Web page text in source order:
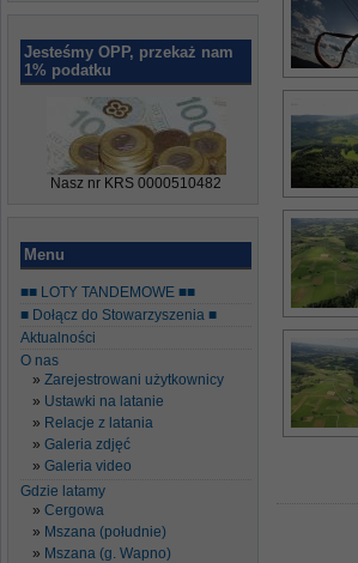
Jesteśmy OPP, przekaż nam
1% podatku
Nasz nr KRS 0000510482
Menu
■■ LOTY TANDEMOWE ■■
■ Dołącz do Stowarzyszenia ■
Aktualności
O nas
Zarejestrowani użytkownicy
Ustawki na latanie
Relacje z latania
Galeria zdjęć
Galeria video
Gdzie latamy
Cergowa
Mszana (południe)
Mszana (g. Wapno)